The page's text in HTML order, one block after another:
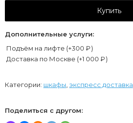
Купить
Дополнительные услуги:
Подъём на лифте (+300 ₽)
Доставка по Москве (+1 000 ₽)
Категории: шкафы экспресс доставка
Поделиться с другом: